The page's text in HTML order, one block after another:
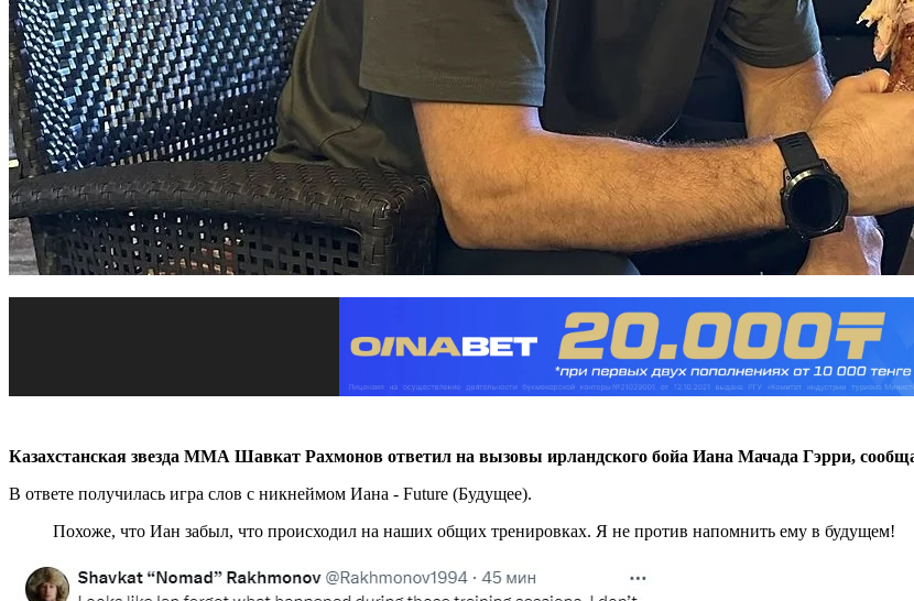
Казахстанская звезда ММА Шавкат Рахмонов ответил на вызовы ирландского бойа Иана Мачада Гэрри,
В ответе получилась игра слов с никнеймом Иана - Future (Будущее).
Похоже, что Иан забыл, что происходил на наших общих тренировках. Я не против напомнить ему в будущем!